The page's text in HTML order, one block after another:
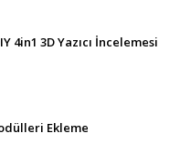
4in1 3D Yazıcı İncelemesi
Ekleme